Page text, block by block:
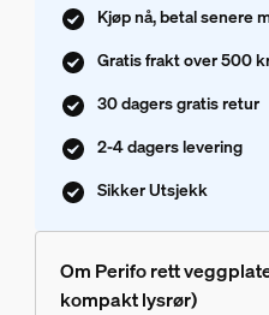
Kjøp nå, betal senere
Gratis frakt over 500
30 dagers gratis retur
2-4 dagers levering
Sikker Utsjekk
Om Perifo rett
kompakt lysrør)